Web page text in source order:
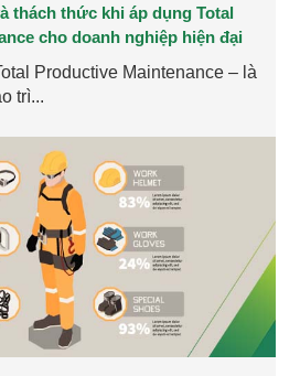
thách thức khi áp dụng Total
cho doanh nghiệp hiện đại
Productive Maintenance – là
trì...